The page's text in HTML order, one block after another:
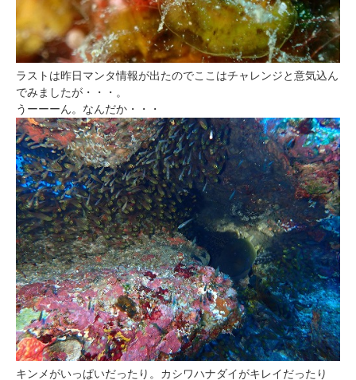
ラストは昨日マンタ情報が出たのでここはチャレンジと意気込ん
でみましたが・・・。
うーーーん。なんだか・・・
キンメがいっぱいだったり。カシワハナダイがキレイだったり